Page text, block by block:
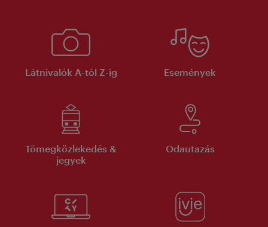
Látnivalók A-tól Z-ig Események
Tömegközlekedés &
jegyek
Odautazás